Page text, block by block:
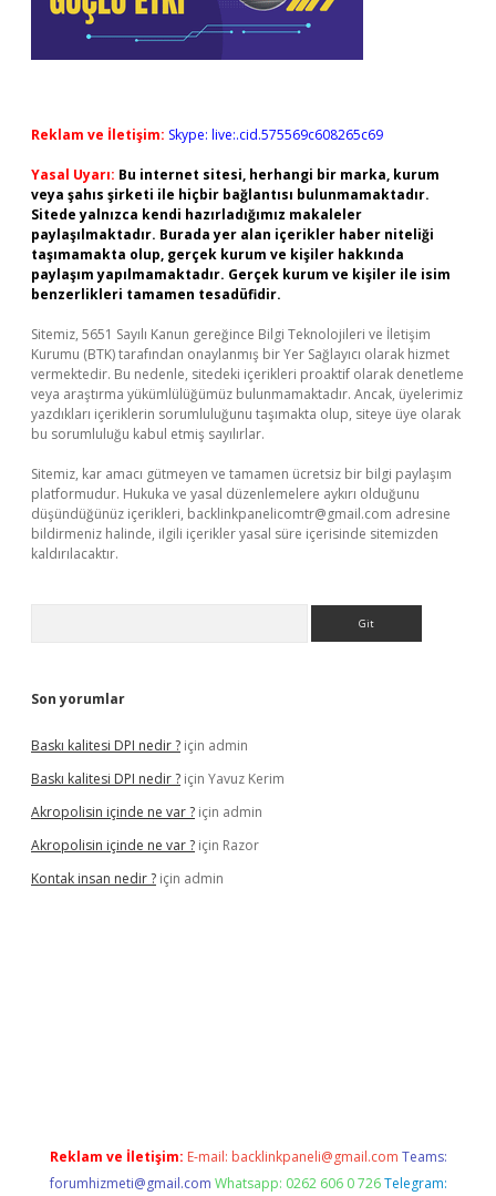
Reklam ve İletişim: Skype: live:.cid.575569c608265c69
Yasal Uyarı: Bu internet sitesi, herhangi bir marka, kurum
veya şahıs şirketi ile hiçbir bağlantısı bulunmamaktadır.
Sitede yalnızca kendi hazırladığımız makaleler
paylaşılmaktadır. Burada yer alan içerikler haber niteliği
taşımamakta olup, gerçek kurum ve kişiler hakkında
paylaşım yapılmamaktadır. Gerçek kurum ve kişiler ile isim
benzerlikleri tamamen tesadüfidir.
Sitemiz, 5651 Sayılı Kanun gereğince Bilgi Teknolojileri ve İletişim
Kurumu (BTK) tarafından onaylanmış bir Yer Sağlayıcı olarak hizmet
vermektedir. Bu nedenle, sitedeki içerikleri proaktif olarak denetleme
veya araştırma yükümlülüğümüz bulunmamaktadır. Ancak, üyelerimiz
yazdıkları içeriklerin sorumluluğunu taşımakta olup, siteye üye olarak
bu sorumluluğu kabul etmiş sayılırlar.
Sitemiz, kar amacı gütmeyen ve tamamen ücretsiz bir bilgi paylaşım
platformudur. Hukuka ve yasal düzenlemelere aykırı olduğunu
düşündüğünüz içerikleri, backlinkpanelicomtr@gmail.com adresine
bildirmeniz halinde, ilgili içerikler yasal süre içerisinde sitemizden
kaldırılacaktır.
Son yorumlar
Baskı kalitesi DPI nedir ? için admin
Baskı kalitesi DPI nedir ? için Yavuz Kerim
Akropolisin içinde ne var ? için admin
Akropolisin içinde ne var ? için Razor
Kontak insan nedir ? için admin
Reklam ve İletişim: E-mail: backlinkpaneli@gmail.com Teams:
forumhizmeti@gmail.com Whatsapp: 0262 606 0 726 Telegram: